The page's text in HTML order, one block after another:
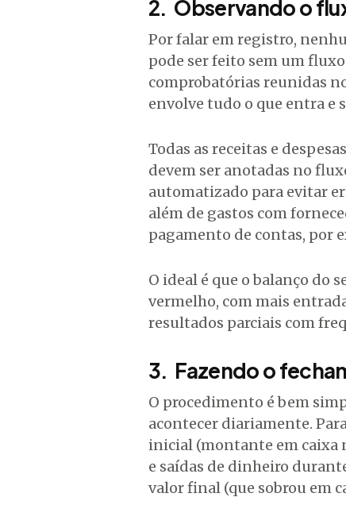
2. Observando o
Por falar em registro,
pode ser feito sem um
comprobatórias reunidas
envolve tudo o que entra e
Todas as receitas e
devem ser anotadas no
automatizado para evitar
além de gastos com
pagamento de contas, por
O ideal é que o balanço do
vermelho, com mais
resultados parciais com
3. Fazendo o
O procedimento é bem
acontecer diariamente.
inicial (montante em caixa
e saídas de dinheiro
valor final (que sobrou em